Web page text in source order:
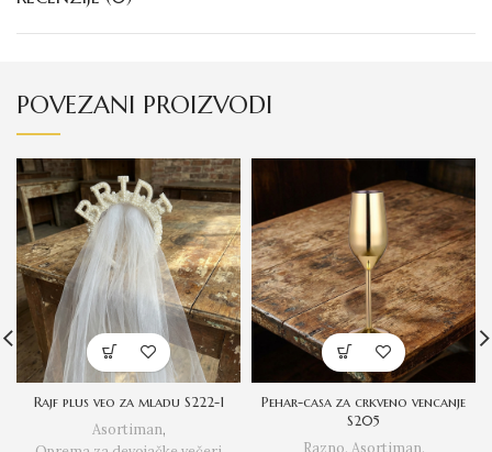
POVEZANI PROIZVODI
Rajf plus veo za mladu S222-1
Asortiman,
Pehar-casa za crkveno vencanje
S205
Razno, Asortiman,